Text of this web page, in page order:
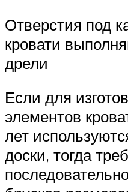
Отверстия под
кровати
дрели
Если для
элементов
лет
доски, тогда